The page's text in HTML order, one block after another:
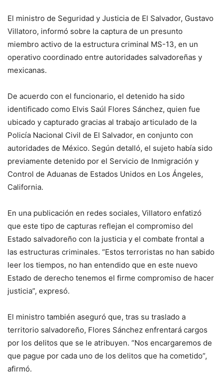
El ministro de Seguridad y Justicia de El Salvador, Gustavo
Villatoro, informó sobre la captura de un presunto
miembro activo de la estructura criminal MS-13, en un
operativo coordinado entre autoridades salvadoreñas y
mexicanas.
De acuerdo con el funcionario, el detenido ha sido
identificado como Elvis Saúl Flores Sánchez, quien fue
ubicado y capturado gracias al trabajo articulado de la
Policía Nacional Civil de El Salvador, en conjunto con
autoridades de México. Según detalló, el sujeto había sido
previamente detenido por el Servicio de Inmigración y
Control de Aduanas de Estados Unidos en Los Ángeles,
California.
En una publicación en redes sociales, Villatoro enfatizó
que este tipo de capturas reflejan el compromiso del
Estado salvadoreño con la justicia y el combate frontal a
las estructuras criminales. “Estos terroristas no han sabido
leer los tiempos, no han entendido que en este nuevo
Estado de derecho tenemos el firme compromiso de hacer
justicia”, expresó.
El ministro también aseguró que, tras su traslado a
territorio salvadoreño, Flores Sánchez enfrentará cargos
por los delitos que se le atribuyen. “Nos encargaremos de
que pague por cada uno de los delitos que ha cometido”,
afirmó.